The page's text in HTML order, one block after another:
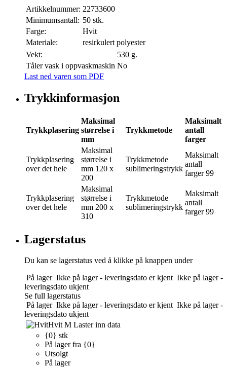
Artikkelnummer: 22733600
Minimumsantall: 50 stk.
Farge:
Hvit
Materiale:
resirkulert polyester
Vekt:
530 g.
Tåler vask i oppvaskmaskin No
Last ned varen som PDF
Trykkinformasjon
Trykkplasering
Maksimal
størrelse i
mm
Trykkmetode
Maksimalt
antall
farger
Trykkplasering
over det hele
Maksimal
størrelse i
mm 120 x
200
Trykkmetode
sublimeringstrykk
Maksimalt
antall
farger 99
Trykkplasering
over det hele
Maksimal
størrelse i
mm 200 x
310
Trykkmetode
sublimeringstrykk
Maksimalt
antall
farger 99
Lagerstatus
Du kan se lagerstatus ved å klikke på knappen under
På lager Ikke på lager - leveringsdato er kjent Ikke på lager -
leveringsdato ukjent
Se full lagerstatus
På lager Ikke på lager - leveringsdato er kjent Ikke på lager -
leveringsdato ukjent
Hvit M Laster inn data
{0} stk
På lager fra {0}
Utsolgt
På lager